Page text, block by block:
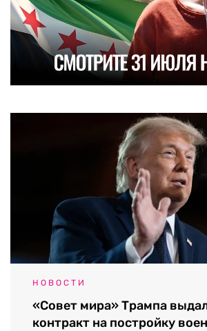
НОВОСТИ
«Совет мира» Трампа
контракт на постройку